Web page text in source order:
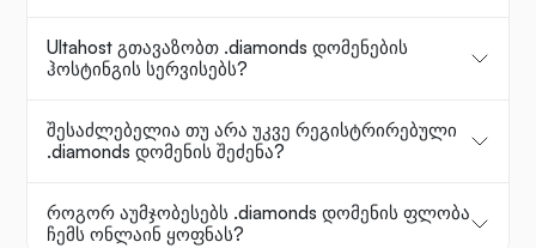
Ultahost გთავაზობთ .diamonds დომენების
ჰოსტინგის სერვისებს?
შესაძლებელია თუ არა უკვე რეგისტრირებული
.diamonds დომენის შეძენა?
როგორ აუმჯობესებს .diamonds დომენის ფლობა
ჩემს ონლაინ ყოფნას?